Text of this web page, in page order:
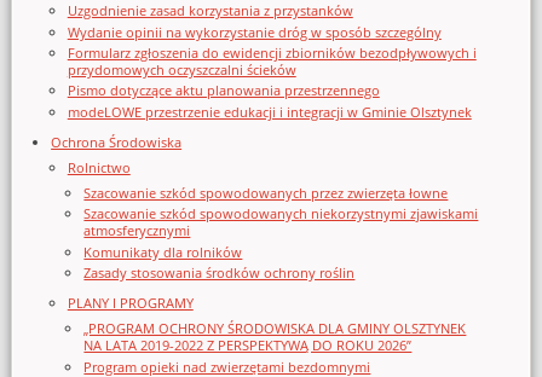
Uzgodnienie zasad korzystania z przystanków
Wydanie opinii na wykorzystanie dróg w sposób szczególny
Formularz zgłoszenia do ewidencji zbiorników bezodpływowych i
przydomowych oczyszczalni ścieków
Pismo dotyczące aktu planowania przestrzennego
modeLOWE przestrzenie edukacji i integracji w Gminie Olsztynek
Ochrona Środowiska
Rolnictwo
Szacowanie szkód spowodowanych przez zwierzęta łowne
Szacowanie szkód spowodowanych niekorzystnymi zjawiskami
atmosferycznymi
Komunikaty dla rolników
Zasady stosowania środków ochrony roślin
PLANY I PROGRAMY
„PROGRAM OCHRONY ŚRODOWISKA DLA GMINY OLSZTYNEK
NA LATA 2019-2022 Z PERSPEKTYWĄ DO ROKU 2026”
Program opieki nad zwierzętami bezdomnymi